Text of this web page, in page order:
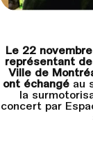
Le 22
représentant
Ville de
ont échangéau
la
concert par